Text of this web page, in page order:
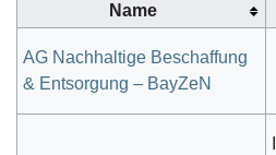
Name
AG Nachhaltige Beschaffung
& Entsorgung – BayZeN